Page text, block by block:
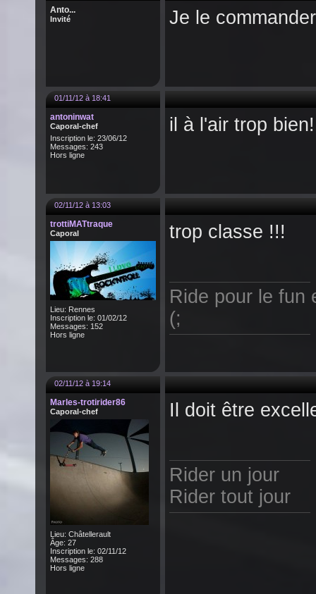
Anto...
Invité Je le
01/11/12 à 18:41
antoninwat
Caporal-chef
Inscription le: 23/06/12
Messages: 243
Hors ligne
il à l'air trop
02/11/12 à 13:03
trottiMATtraque
Caporal
Lieu: Rennes
Inscription le: 01/02/12
Messages: 152
Hors ligne
trop classe !!!
Ride pour le fun
(;
02/11/12 à 19:14
Marles-trotirider86
Caporal-chef
Lieu: Châtellerault
Âge: 27
Inscription le: 02/11/12
Messages: 288
Hors ligne
Il doit être
Rider un jour
Rider tout jour